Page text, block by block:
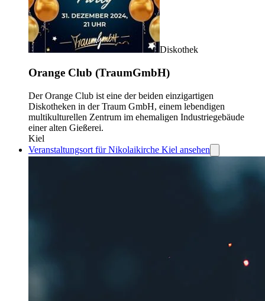
Diskothek
Orange Club (TraumGmbH)
Der Orange Club ist eine der beiden einzigartigen
Diskotheken in der Traum GmbH, einem lebendigen
multikulturellen Zentrum im ehemaligen Industriegebäude
einer alten Gießerei.
Kiel
Veranstaltungsort für Nikolaikirche Kiel ansehen